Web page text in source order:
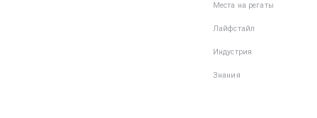
Места на регаты
Лайфстайл
Индустрия
Знания